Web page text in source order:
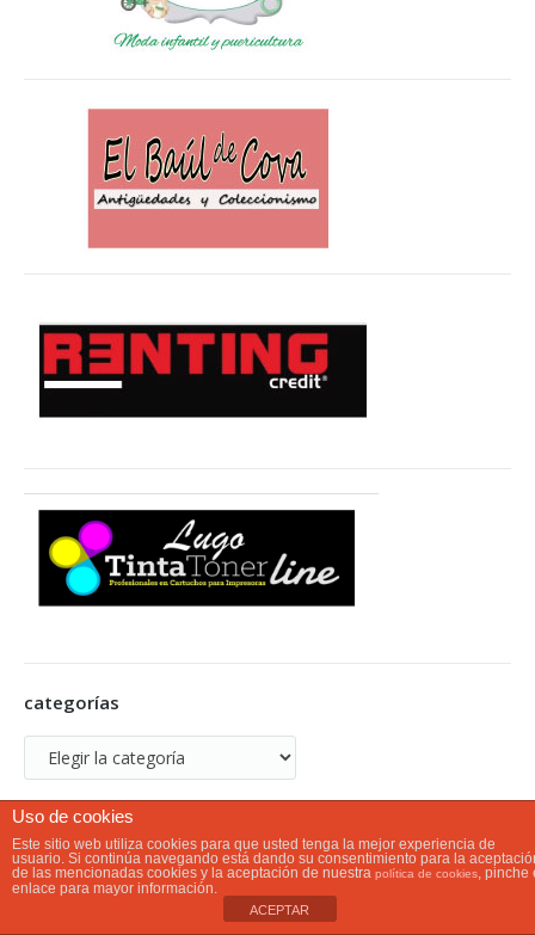
categorías
categorías
Uso de cookies
Este sitio web utiliza cookies para que usted tenga la mejor experiencia de
usuario. Si continúa navegando está dando su consentimiento para la
de las mencionadas cookies y la aceptación de nuestra política de cookies, pinche
enlace para mayor información.
ACEPTAR